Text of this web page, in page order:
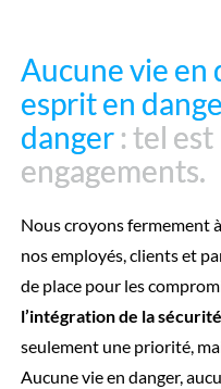
Aucune vie en
esprit en
danger: tel est
engagements.
Aucune vie en
esprit en
danger: tel est
engagements.
Nous croyons fermement
nos employés, clients et
de place pour les
l’intégration de la
seulement une priorité,
Aucune vie en danger,